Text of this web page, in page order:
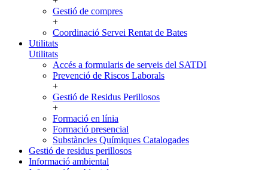
Gestió de compres
+
Coordinació Servei Rentat de Bates
Utilitats
Utilitats
Accés a formularis de serveis del SATDI
Prevenció de Riscos Laborals
+
Gestió de Residus Perillosos
+
Formació en línia
Formació presencial
Substàncies Químiques Catalogades
Gestió de residus perillosos
Informació ambiental